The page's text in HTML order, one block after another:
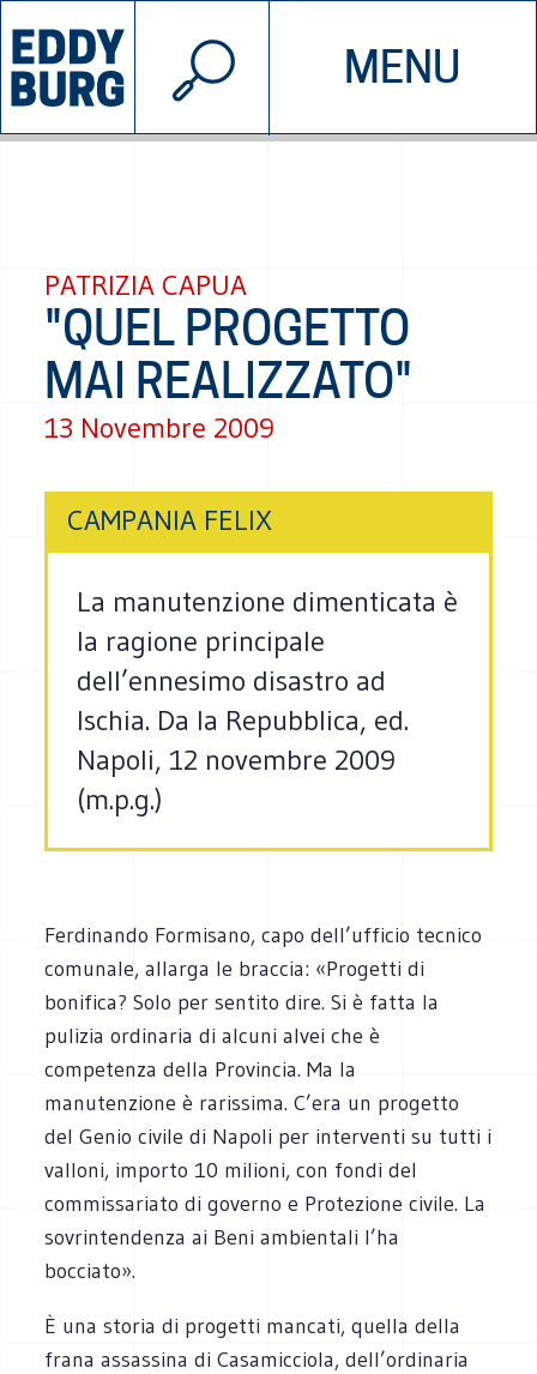
MENU
INIZIATIVE CHI SIAMO
© 2026 EDDYBURG
PATRIZIA CAPUA
"QUEL PROGETTO
MAI REALIZZATO"
13 Novembre 2009
CAMPANIA FELIX
La manutenzione dimenticata è
la ragione principale
dell’ennesimo disastro ad
Ischia. Da la Repubblica, ed.
Napoli, 12 novembre 2009
(m.p.g.)
Ferdinando Formisano, capo dell’ufficio tecnico
comunale, allarga le braccia: «Progetti di
bonifica? Solo per sentito dire. Si è fatta la
pulizia ordinaria di alcuni alvei che è
competenza della Provincia. Ma la
manutenzione è rarissima. C’era un progetto
del Genio civile di Napoli per interventi su tutti i
valloni, importo 10 milioni, con fondi del
commissariato di governo e Protezione civile. La
sovrintendenza ai Beni ambientali l’ha
bocciato».
È una storia di progetti mancati, quella della
frana assassina di Casamicciola, dell’ordinaria